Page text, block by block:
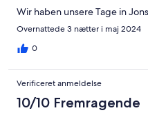
Wir haben unsere Tage in
Overnattede 3 nætter i maj 2024
0
Verificeret anmeldelse
10/10 Fremragende